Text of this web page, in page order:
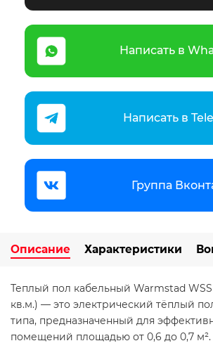
Написать в
Написать в
Группа
Описание Характеристики
Теплый пол кабельный Warmstad WSS
кв.м.) — это электрический тёплый
типа, предназначенный для
помещений площадью от 0,6 до 0,7 м².